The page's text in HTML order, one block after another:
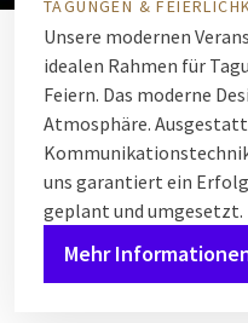
TAGUNGEN &
Unsere modernen
idealen Rahmen für
Feiern. Das moderne
Atmosphäre.
uns garantiert ein
geplant und umgesetzt.
Mehr